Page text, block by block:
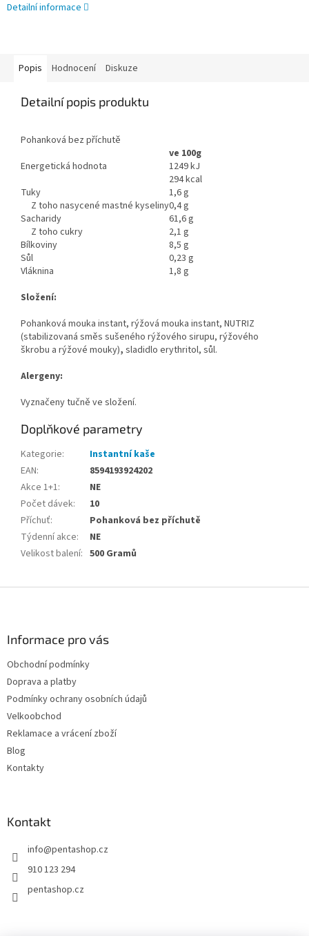
Detailní informace
Popis Hodnocení Diskuze
Detailní popis produktu
Pohanková bez příchutě
ve 100g
Energetická hodnota
1249 kJ
294 kcal
Tuky
1,6 g
Z toho nasycené mastné kyseliny0,4 g
Sacharidy
61,6 g
Z toho cukry
2,1 g
Bílkoviny
8,5 g
Sůl
0,23 g
Vláknina
1,8 g
Složení:
Pohanková mouka instant, rýžová mouka instant, NUTRIZ
(stabilizovaná směs sušeného rýžového sirupu, rýžového
škrobu a rýžové mouky), sladidlo erythritol, sůl.
Alergeny:
Vyznačeny tučně ve složení.
Doplňkové parametry
Kategorie:
Instantní kaše
EAN:
8594193924202
Akce 1+1:
NE
Počet dávek:
10
Příchuť:
Pohanková bez příchutě
Týdenní akce:
NE
Velikost balení: 500 Gramů
Informace pro vás
Obchodní podmínky
Doprava a platby
Podmínky ochrany osobních údajů
Velkoobchod
Reklamace a vrácení zboží
Blog
Kontakty
Kontakt
info@pentashop.cz
910 123 294
pentashop.cz